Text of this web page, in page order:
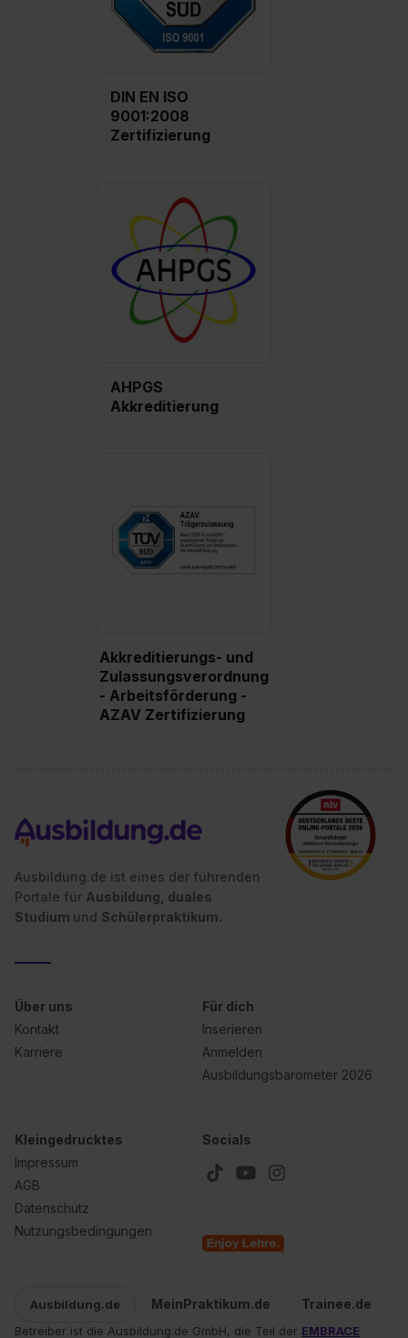
DIN EN ISO
9001:2008
Zertifizierung
AHPGS
Akkreditierung
Akkreditierungs- und
Zulassungsverordnung
- Arbeitsförderung -
AZAV Zertifizierung
Ausbildung.de ist eines der führenden
Portale für Ausbildung, duales
Studium und Schülerpraktikum.
Über uns
Kontakt
Karriere
Für dich
Inserieren
Anmelden
Ausbildungsbarometer 2026
Kleingedrucktes
Impressum
AGB
Datenschutz
Nutzungsbedingungen
Socials
Ausbildung.de MeinPraktikum.de Trainee.de
Betreiber ist die Ausbildung.de GmbH, die Teil der EMBRACE